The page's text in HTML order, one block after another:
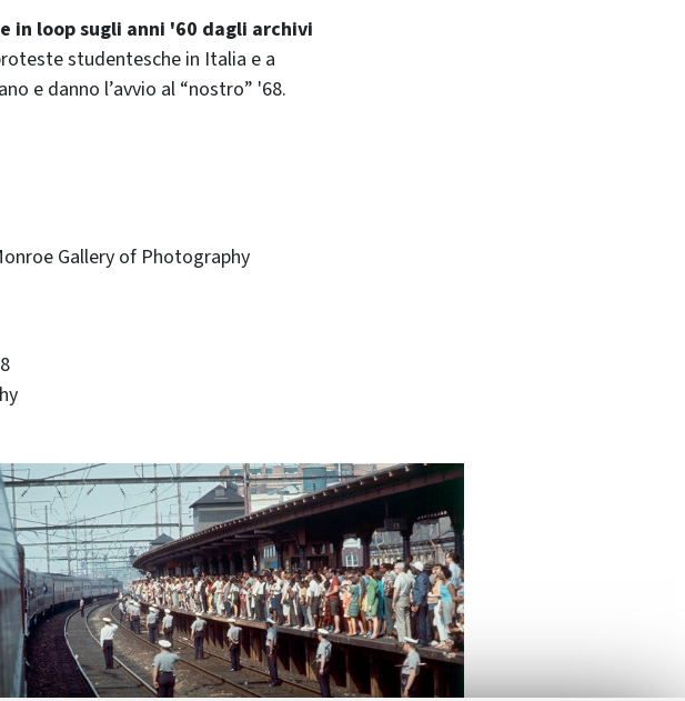
in loop sugli anni '60 dagli archivi
studentesche in Italia e a
e danno l’avvio al “nostro” '68.
Gallery of Photography